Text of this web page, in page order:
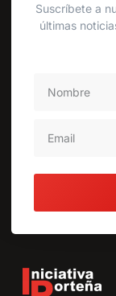
Suscríbete a
últimas